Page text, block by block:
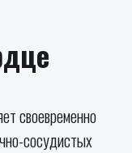
своевременно
сосудистых